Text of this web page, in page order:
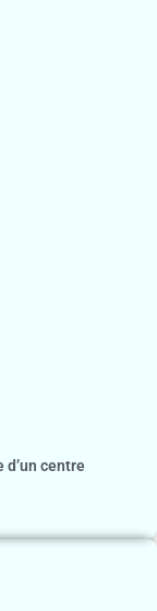
centre